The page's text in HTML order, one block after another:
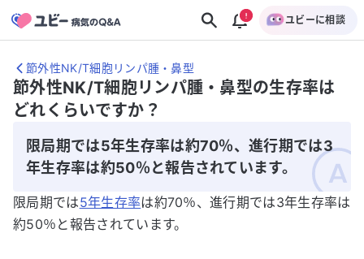
ユビーに相談
節外性NK/T細胞リンパ腫・鼻型
節外性NK/T細胞リンパ腫・鼻型の生存率は
どれくらいですか？
限局期では5年生存率は約70％、進行期では3
年生存率は約50％と報告されています。
限局期では5年生存率は約70％、進行期では3年生存率は
約50％と報告されています。